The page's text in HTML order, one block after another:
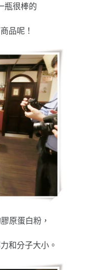
瓶很棒的
品呢！
原蛋白粉，
和分子大小。